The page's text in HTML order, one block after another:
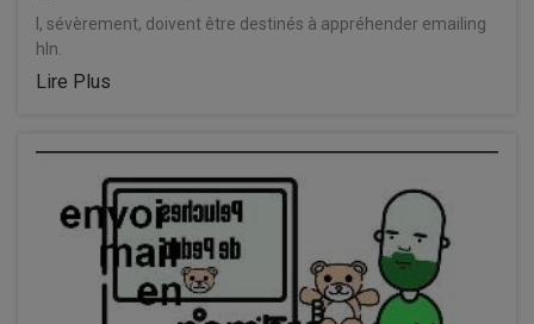
I, sévèrement, doivent être destinés à appréhender emailing
hln.
Lire Plus